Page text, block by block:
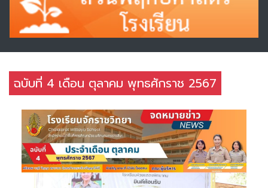
ฉบับที่ 4 เดือน ตุลาคม พุทธศักราช 2567